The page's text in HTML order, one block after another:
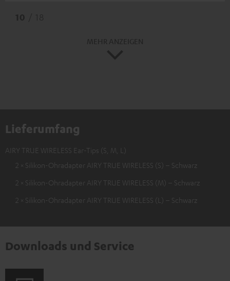
Lieferumfang
AIRY TRUE WIRELESS Ear-Tips (S, M, L)
2 × Silikon-Ohradapter AIRY TRUE WIRELESS (S) – Schwarz
2 × Silikon-Ohradapter AIRY TRUE WIRELESS (M) – Schwarz
2 × Silikon-Ohradapter AIRY TRUE WIRELESS (L) – Schwarz
Downloads und Service